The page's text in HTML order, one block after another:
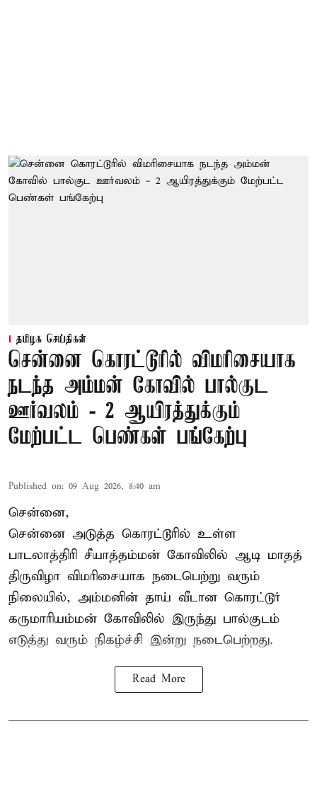
தமிழக செய்திகள்
சென்னை கொரட்டூரில் விமரிசையாக
நடந்த அம்மன் கோவில் பால்குட
ஊர்வலம் - 2 ஆயிரத்துக்கும்
மேற்பட்ட பெண்கள் பங்கேற்பு
Published on: 09 Aug 2026, 8:40 am
சென்னை,
சென்னை அடுத்த கொரட்டூரில் உள்ள
பாடலாத்திரி சீயாத்தம்மன் கோவிலில் ஆடி மாதத்
திருவிழா விமரிசையாக நடைபெற்று வரும்
நிலையில், அம்மனின் தாய் வீடான கொரட்டூர்
கருமாரியம்மன் கோவிலில் இருந்து பால்குடம்
எடுத்து வரும் நிகழ்ச்சி இன்று நடைபெற்றது.
Read More